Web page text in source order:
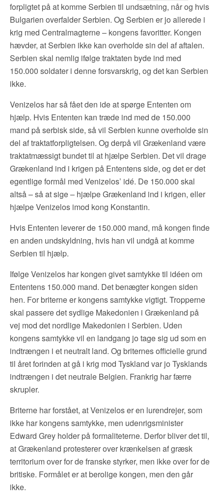
forpligtet på at komme Serbien til undsætning, når og hvis
Bulgarien overfalder Serbien. Og Serbien er jo allerede i
krig med Centralmagterne – kongens favoritter. Kongen
hævder, at Serbien ikke kan overholde sin del af aftalen.
Serbien skal nemlig ifølge traktaten byde ind med
150.000 soldater i denne forsvarskrig, og det kan Serbien
ikke.
Venizelos har så fået den ide at spørge Ententen om
hjælp. Hvis Ententen kan træde ind med de 150.000
mand på serbisk side, så vil Serbien kunne overholde sin
del af traktatforpligtelsen. Og derpå vil Grækenland være
traktatmæssigt bundet til at hjælpe Serbien. Det vil drage
Grækenland ind i krigen på Ententens side, og det er det
egentlige formål med Venizelos’ idé. De 150.000 skal
altså – så at sige – hjælpe Grækenland ind i krigen, eller
hjælpe Venizelos imod kong Konstantin.
Hvis Ententen leverer de 150.000 mand, må kongen finde
en anden undskyldning, hvis han vil undgå at komme
Serbien til hjælp.
Ifølge Venizelos har kongen givet samtykke til idéen om
Ententens 150.000 mand. Det benægter kongen siden
hen. For briterne er kongens samtykke vigtigt. Tropperne
skal passere det sydlige Makedonien i Grækenland på
vej mod det nordlige Makedonien i Serbien. Uden
kongens samtykke vil en landgang jo tage sig ud som en
indtrængen i et neutralt land. Og briternes officielle grund
til året forinden at gå i krig mod Tyskland var jo Tysklands
indtrængen i det neutrale Belgien. Frankrig har færre
skrupler.
Briterne har forstået, at Venizelos er en lurendrejer, som
ikke har kongens samtykke, men udenrigsminister
Edward Grey holder på formaliteterne. Derfor bliver det til,
at Grækenland protesterer over krænkelsen af græsk
territorium over for de franske styrker, men ikke over for de
britiske. Formålet er at berolige kongen, men den går
ikke.